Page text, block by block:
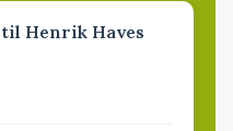
Henrik Haves